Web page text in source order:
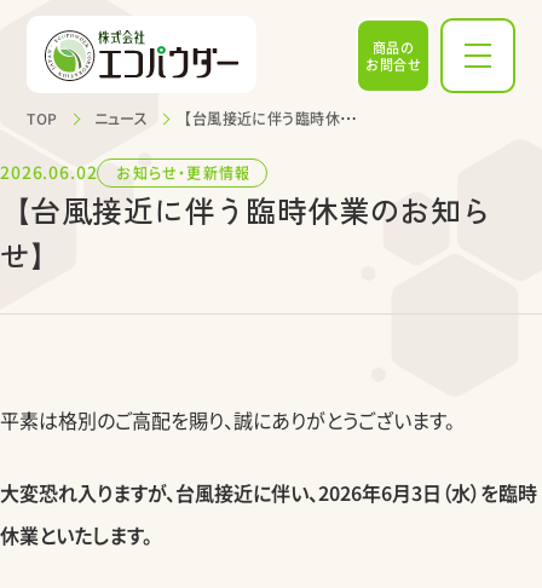
商品の
お問合せ
TOP ニュース 【台風接近に伴う臨時休業のお知らせ】
【台風接近に伴う臨時休業のお知ら
せ】
2026.06.02 お知らせ・更新情報
平素は格別のご高配を賜り、誠にありがとうございます。
大変恐れ入りますが、台風接近に伴い、2026年6月3日（水）を臨時
休業といたします。